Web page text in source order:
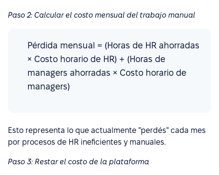
Paso 2: Calcular el costo mensual del trabajo manual
Pérdida mensual = (Horas de HR ahorradas
× Costo horario de HR) + (Horas de
managers ahorradas × Costo horario de
managers)
Esto representa lo que actualmente "perdés" cada mes
por procesos de HR ineficientes y manuales.
Paso 3: Restar el costo de la plataforma